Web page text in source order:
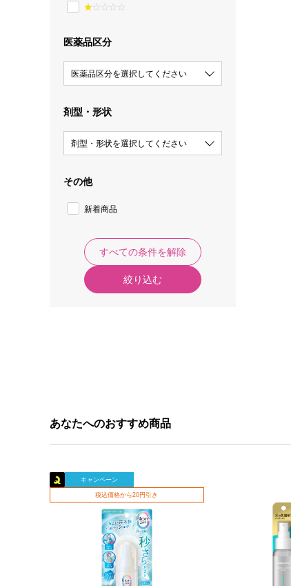
医薬品区分
医薬品区分を選択してください
剤型・形状
剤型・形状を選択してください
その他
新着商品
すべての条件を解除
絞り込む
あなたへのおすすめ商品
キャンペーン
税込価格から20円引き